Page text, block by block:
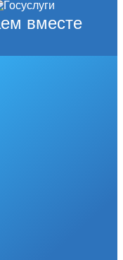
вместе